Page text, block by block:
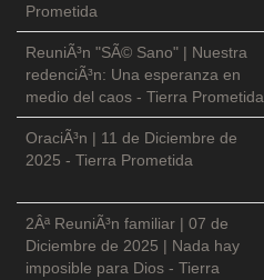
Prometida
ReuniÃ³n "SÃ© Sano" | Nuestra
redenciÃ³n: Una esperanza en
medio del caos - Tierra Prometida
OraciÃ³n | 11 de Diciembre de
2025 - Tierra Prometida
2Âª ReuniÃ³n familiar | 07 de
Diciembre de 2025 | Nada hay
imposible para Dios - Tierra